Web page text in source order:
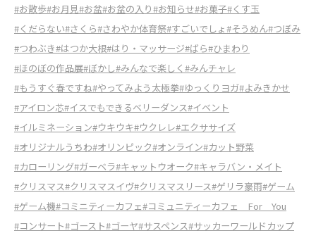
#お散歩#お月見#お盆#お盆の入り#お知らせ#お菓子#くす玉
#くだらない#さくら#さわやか体育祭#すごいでしょ#そうめん#つぼみ
#つわぶき#はつか大根#はり・マッサージ#ばら#ひまわり
#ほのぼの作品展#ぼかし#みんなで楽しく #みんチャレ
#もうすぐ春ですね#やってみよう太極拳#ゆっくりヨガ#よみきかせ
#アイロン芯#イスでもできるベリーダンス#イベント
#イルミネーション#ウキウキ#ウクレレ#エクササイズ
#オリジナルうちわ#オリンピック#オンライン#カット野菜
#カローリング#ガーベラ#キャットウオーク#キャラバン・メイト
#クリスマス#クリスマスイヴ#クリスマスリース#ゲリラ豪雨#ゲーム
#ゲーム機#コミニティーカフェ#コミュニティーカフェ For You
#コンサート#ゴースト#ゴーヤ#サスペンス#サッカーワールドカップ